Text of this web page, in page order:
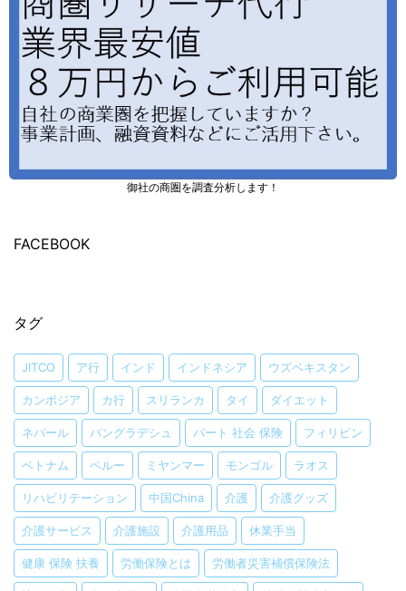
御社の商圏を調査分析します！
FACEBOOK
タグ
JITCO ア行 インド インドネシア ウズベキスタン
カンボジア カ行 スリランカ タイ ダイエット
ネパール バングラデシュ パート 社会 保険 フィリピン
ベトナム ペルー ミヤンマー モンゴル ラオス
リハビリテーション 中国China 介護 介護グッズ
介護サービス 介護施設 介護用品 休業手当
健康 保険 扶養 労働保険とは 労働者災害補償保険法